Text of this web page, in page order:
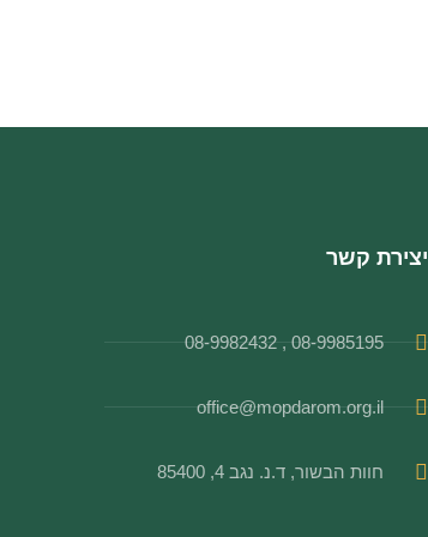
יצירת קשר
08-9985195 , 08-9982432
office@mopdarom.org.il
חוות הבשור, ד.נ. נגב 4, 85400